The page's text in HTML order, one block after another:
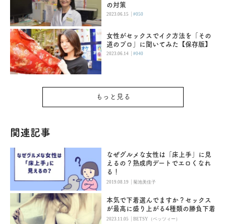
の対策
2023.06.15 |#050
女性がセックスでイク方法を「その
道のプロ」に聞いてみた【保存版】
2023.06.14 |#040
もっと見る
関連記事
なぜグルメな女性は「床上手」に見
えるの？熟成肉デートでエロくなれ
る！
2019.08.19 |菊池美佳子
本気で下着選んでますか？セックス
が最高に盛り上がる4種類の勝負下着
2023.11.05 |BETSY（ベッツィー）